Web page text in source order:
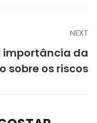
NEXT
importância da
sobre os riscos